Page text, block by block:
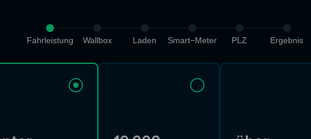
Fahrleistung Wallbox Laden Smart−Meter PLZ Ergebnis